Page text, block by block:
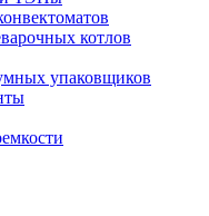
котлов
упаковщиков